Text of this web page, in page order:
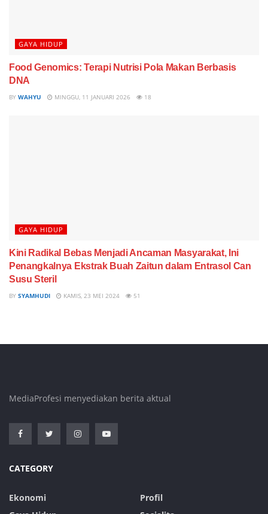
GAYA HIDUP
Food Genomics: Terapi Nutrisi Pola Makan Berbasis
DNA
BY WAHYU MINGGU, 11 JANUARI 2026 18
GAYA HIDUP
Kini Radikal Bebas Menjadi Ancaman Masyarakat, Ini
Penangkalnya Ekstrak Buah Zaitun dalam Entrasol Can
Susu Steril
BY SYAMHUDI KAMIS, 23 MEI 2024 51
MediaProfesi menyediakan berita aktual
CATEGORY
Ekonomi
Profil